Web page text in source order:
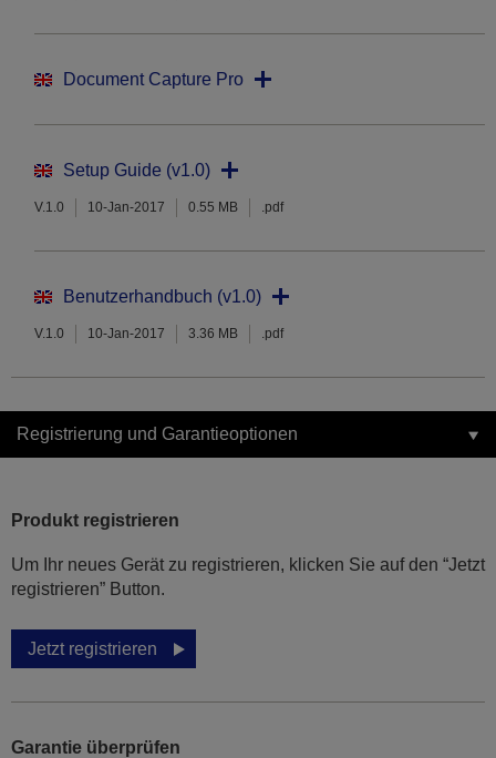
Document Capture Pro
Setup Guide (v1.0)
V.1.0 10-Jan-2017 0.55 MB .pdf
Benutzerhandbuch (v1.0)
V.1.0 10-Jan-2017 3.36 MB .pdf
Registrierung und Garantieoptionen
Produkt registrieren
Um Ihr neues Gerät zu registrieren, klicken Sie auf den “Jetzt
registrieren” Button.
Jetzt registrieren
Garantie überprüfen